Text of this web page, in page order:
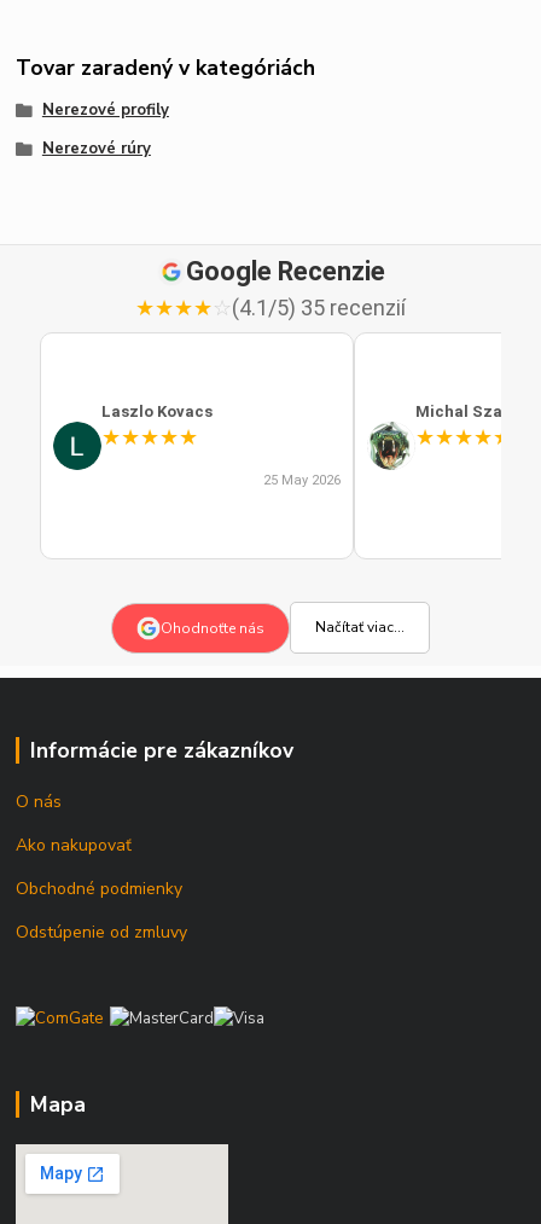
Tovar zaradený v kategóriách
Nerezové profily
Nerezové rúry
Google Recenzie
★★★★☆(4.1/5) 35 recenzií
Laszlo Kovacs
★★★★★
25 May 2026
Michal Szabo
★★★★★
Ohodnoťte nás Načítať viac...
Informácie pre zákazníkov
O nás
Ako nakupovať
Obchodné podmienky
Odstúpenie od zmluvy
Mapa